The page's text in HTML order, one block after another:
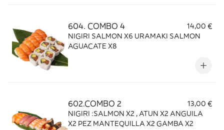
604. COMBO 4
14,00 €
NIGIRI SALMON X6 URAMAKI SALMON
AGUACATE X8
602.COMBO 2
13,00 €
NIGIRI :SALMON X2 , ATUN X2 ANGUILA
X2 PEZ MANTEQUILLA X2 GAMBA X2